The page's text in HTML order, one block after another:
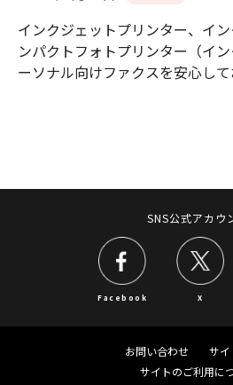
インクジェットプリンター、イ
ンパクトフォトプリンター（イ
ーソナル向けファクスを安心し
SNS公式アカウ
Facebook X
お問い合わせ
サイ
サイトのご利用に